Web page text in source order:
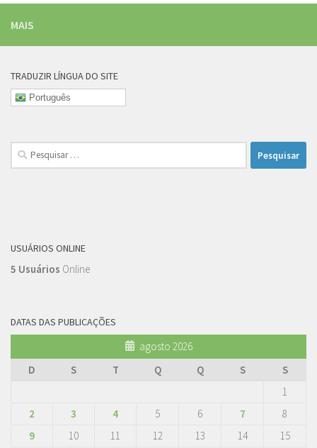
MAIS
TRADUZIR LÍNGUA DO SITE
Português
Pesquisar
por:
USUÁRIOS ONLINE
5 Usuários Online
DATAS DAS PUBLICAÇÕES
agosto 2026
D
S T Q Q S
S
1
2
3 4 5 6 7
8
9
10 11 12 13 14
15